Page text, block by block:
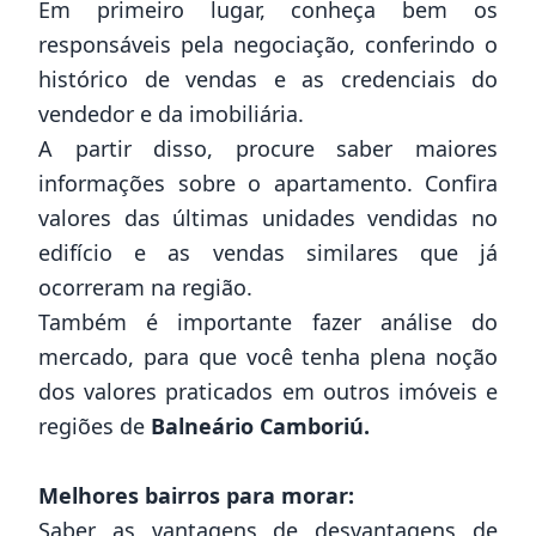
Em primeiro lugar, conheça bem os
responsáveis pela negociação, conferindo o
histórico de vendas e as credenciais do
vendedor e da imobiliária.
A partir disso, procure saber maiores
informações sobre o apartamento. Confira
valores das últimas unidades vendidas no
edifício e as vendas similares que já
ocorreram na região.
Também é importante fazer análise do
mercado, para que você tenha plena noção
dos valores praticados em outros imóveis e
regiões de Balneário Camboriú.
Melhores bairros para morar:
Saber as vantagens de desvantagens de